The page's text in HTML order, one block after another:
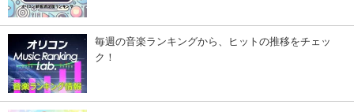
毎週の音楽ランキングから、ヒットの推移をチェッ
ク！